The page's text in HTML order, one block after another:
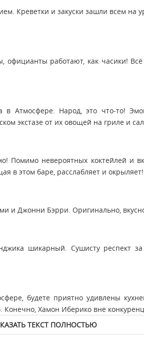
Креветки и закуски зашли всем на
работают, как часики!
в Атмосфере. Народ, это что-то!
экстазе от их овощей на гриле и
Помимо невероятных коктейлей и
в этом баре, расслабляет и
и Джонни Бэрри. Оригинально,
шикарный. Сушисту респект
будете приятно удивлены
Хамон Иберико вне
ТЕКСТ ПОЛНОСТЬЮ